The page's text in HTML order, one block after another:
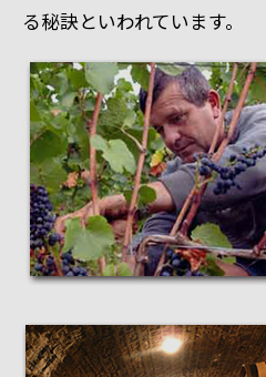
る秘訣といわれています。